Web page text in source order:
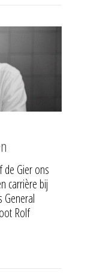
de Gier ons
carrière bij
Rolf